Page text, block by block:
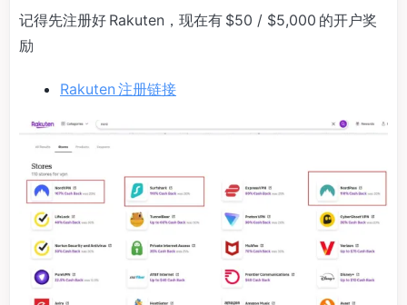
记得先注册好 Rakuten，现在有 $50 / $5,000 的开户奖
励
Rakuten 注册链接